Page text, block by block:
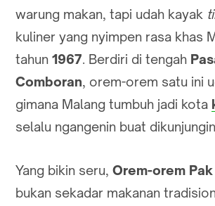
warung makan, tapi udah kayak
kuliner yang nyimpen rasa khas
tahun 1967. Berdiri di tengah
Comboran, orem-orem satu ini
gimana Malang tumbuh jadi kota
selalu ngangenin buat
Yang bikin seru, Orem-orem
bukan sekadar makanan